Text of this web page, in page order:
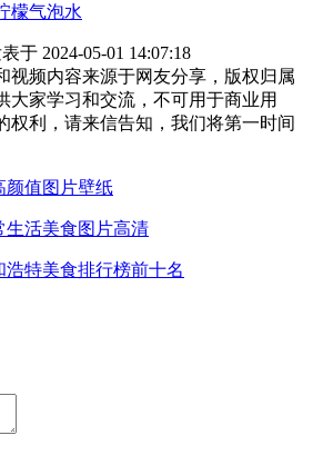
檬气泡水
于 2024-05-01 14:07:18
视频内容来源于网友分享，版权归属
大家学习和交流，不可用于商业用
权利，请来信告知，我们将第一时间
颜值图片壁纸
生活美食图片高清
特美食排行榜前十名